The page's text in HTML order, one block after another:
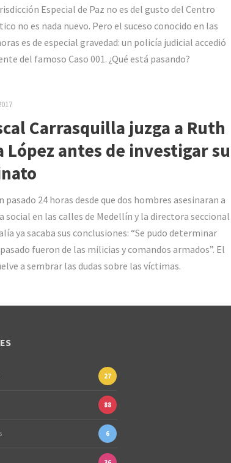
Especial de Paz no es del gusto del Centro
no es nada nuevo. Pero el suceso conocido en las
es de especial gravedad: un policía judicial accedió
del famoso Caso 001. ¿Qué está pasando?
Carrasquilla juzga a Ruth
López antes de investigar su
pasado 24 horas desde que dos hombres asesinaran a
social en las calles de Medellín y la directora seccional
ya sacaba sus conclusiones: “Se pudo determinar
fueron de las milicias y comandos armados”. El
a sembrar las dudas sobre las víctimas.
27
88
6